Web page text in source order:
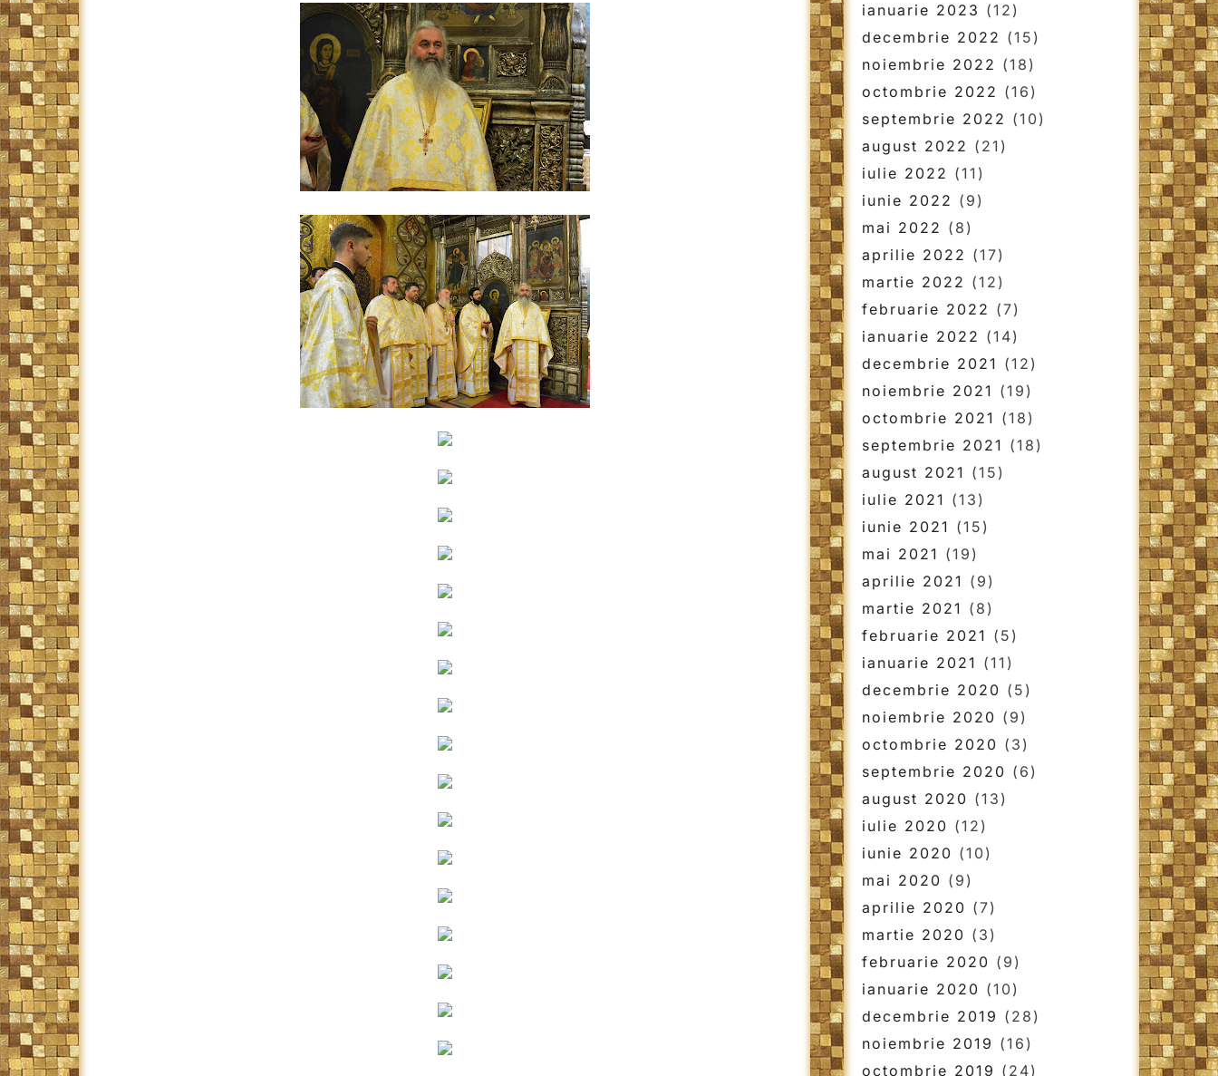
ianuarie 2023 (12)
decembrie 2022 (15)
noiembrie 2022 (18)
octombrie 2022 (16)
septembrie 2022 (10)
august 2022 (21)
iulie 2022 (11)
iunie 2022 (9)
mai 2022 (8)
aprilie 2022 (17)
martie 2022 (12)
februarie 2022 (7)
ianuarie 2022 (14)
decembrie 2021 (12)
noiembrie 2021 (19)
octombrie 2021 (18)
septembrie 2021 (18)
august 2021 (15)
iulie 2021 (13)
iunie 2021 (15)
mai 2021 (19)
aprilie 2021 (9)
martie 2021 (8)
februarie 2021 (5)
ianuarie 2021 (11)
decembrie 2020 (5)
noiembrie 2020 (9)
octombrie 2020 (3)
septembrie 2020 (6)
august 2020 (13)
iulie 2020 (12)
iunie 2020 (10)
mai 2020 (9)
aprilie 2020 (7)
martie 2020 (3)
februarie 2020 (9)
ianuarie 2020 (10)
decembrie 2019 (28)
noiembrie 2019 (16)
octombrie 2019 (24)